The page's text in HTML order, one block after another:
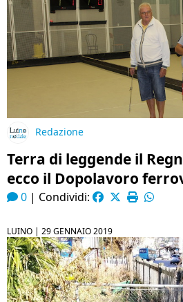
Redazione
Terra di leggende il
ecco il Dopolavoro
0 | Condividi:
LUINO | 29 GENNAIO 2019